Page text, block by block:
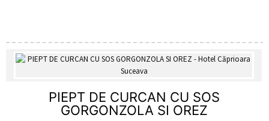
PIEPT DE CURCAN CU SOS
GORGONZOLA SI OREZ